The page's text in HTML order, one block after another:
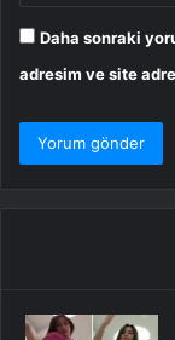
Daha sonraki
adresim ve site